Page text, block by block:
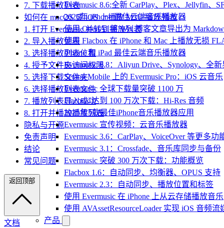
Evermusic 8.6:全新 CarPlay、Plex、Jellyfin、
2026年 iPhone 最佳云端音乐播放器
使用 OpenAI 将 Wix 博客文章导出为
使用 Flacbox 在 iPhone 和 Mac 上播放无损
iPhone 和 iPad 最佳云端音乐播放器
Evermusic 6.8：Aliyun Drive、Synology、全
Setapp Mobile 上的 Evermusic Pro：iOS 云音乐
Evermusic 全球下载量突破 1100 万
Flacbox 达到 100 万次下载：Hi-Res 音频
2025年5款最佳iPhone音乐播放器应用
Evermusic 宣传视频：云音乐播放器
Evermusic 3.6：CarPlay、VoiceOver 等更多功
Evermusic 3.1：Crossfade、音乐库同步与备份
Evermusic 突破 300 万次下载：功能概览
Flacbox 1.6：自动同步、均衡器、OPUS 支持
Evermusic 2.3：自动同步、播放位置和标签
使用 Evermusic 在 iPhone 上从云存储播放音乐
使用 AVAssetResourceLoader 实现 iOS 音频流
产品
7. 下载播放列表
如何在 macOS 或 iOS 上播放 M3U 播放列表
1. 打开 Evermusic 并转到播放列表
2. 导入播放列表
3. 选择播放列表位置
4. 授予文件夹访问权限
5. 选择下载文件夹
6. 选择播放列表文件
7. 播放列表导入成功
8. 打开并播放播放列表
隐私与开源
免责声明
结论
常见问题
返回顶部
文档